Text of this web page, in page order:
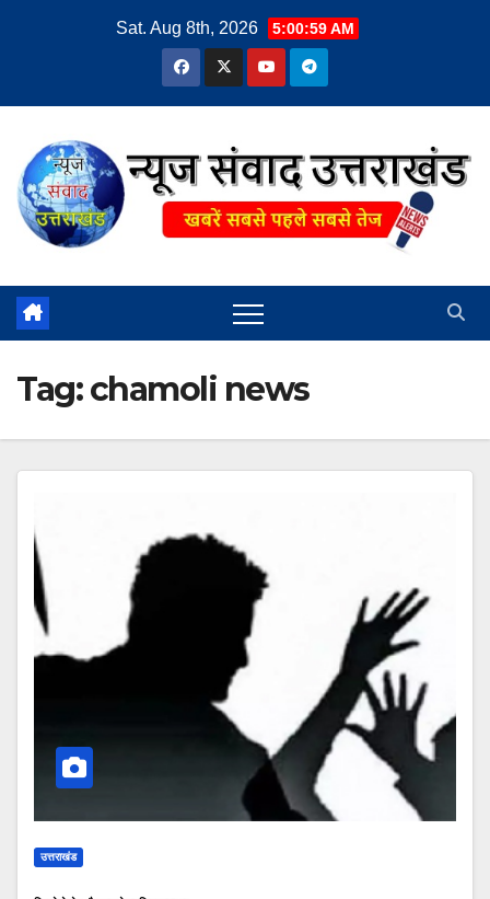
Sat. Aug 8th, 2026 5:01:01 AM
Tag:chamoli news
उत्तराखंड